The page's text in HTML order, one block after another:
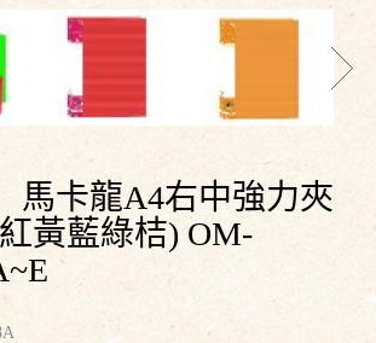
馬卡龍A4右中強力夾
黃藍綠桔) OM-